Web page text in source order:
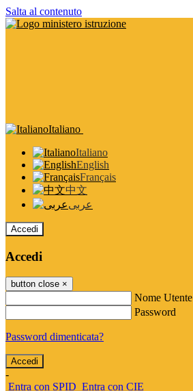
Salta al contenuto
Italiano
Italiano
English
Français
中文
عربى
Accedi
Accedi
button close ×
Nome Utente
Password
Password dimenticata?
-
Entra con SPID Entra con CIE